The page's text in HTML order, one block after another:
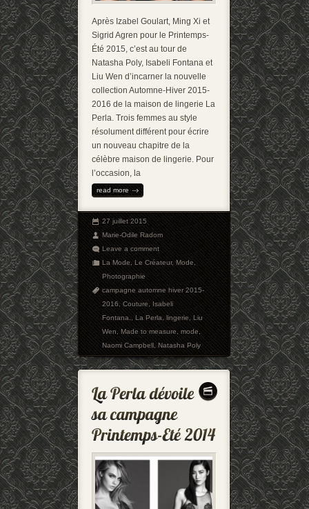
Après Izabel Goulart, Ming Xi et
Sigrid Agren pour le Printemps-
Été 2015, c’est au tour de
Natasha Poly, Isabeli Fontana et
Liu Wen d’incarner la nouvelle
collection Automne-Hiver 2015-
2016 de la maison de lingerie La
Perla. Trois femmes au style
résolument différent pour écrire
un nouveau chapitre de la
célèbre maison de lingerie. Pour
l’occasion, la
read more
27 juillet 2015
Marie-Odile Radom
Leave a comment
La Mode,Le Créateur,Mode,
Photographie
campagne automne hiver 2015-
2016,Couture,Isabeli
Fontana.,La Perla,lingerie,Liu
Wen,Made to measure,mode,
Naomi Campbell,Natasha Poly